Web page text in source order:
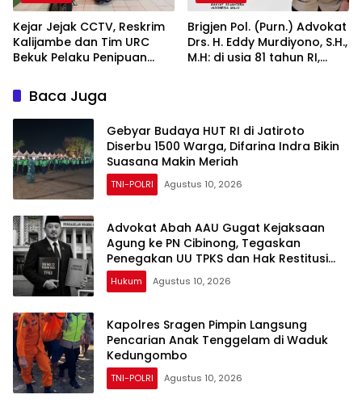
Kejar Jejak CCTV, Reskrim
Kalijambe dan Tim URC
Bekuk Pelaku Penipuan
Demak
Brigjen Pol. (Purn.) Advokat
Drs. H. Eddy Murdiyono, S.H.,
M.H: di usia 81 tahun RI,
Baca Juga
Gebyar Budaya HUT RI di Jatiroto
Diserbu 1500 Warga, Difarina Indra Bikin
Suasana Makin Meriah
TNI-POLRI Agustus 10, 2026
Advokat Abah AAU Gugat Kejaksaan
Agung ke PN Cibinong, Tegaskan
Penegakan UU TPKS dan Hak Restitusi
Korban
Hukum Agustus 10, 2026
Kapolres Sragen Pimpin Langsung
Pencarian Anak Tenggelam di Waduk
Kedungombo
TNI-POLRI Agustus 10, 2026